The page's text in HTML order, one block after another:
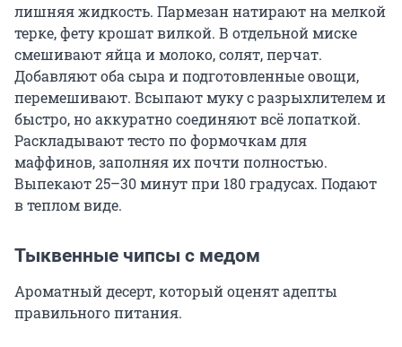
лишняя жидкость. Пармезан натирают на мелкой
терке, фету крошат вилкой. В отдельной миске
смешивают яйца и молоко, солят, перчат.
Добавляют оба сыра и подготовленные овощи,
перемешивают. Всыпают муку с разрыхлителем и
быстро, но аккуратно соединяют всё лопаткой.
Раскладывают тесто по формочкам для
маффинов, заполняя их почти полностью.
Выпекают 25–30 минут при 180 градусах. Подают
в теплом виде.
Тыквенные чипсы с медом
Ароматный десерт, который оценят адепты
правильного питания.